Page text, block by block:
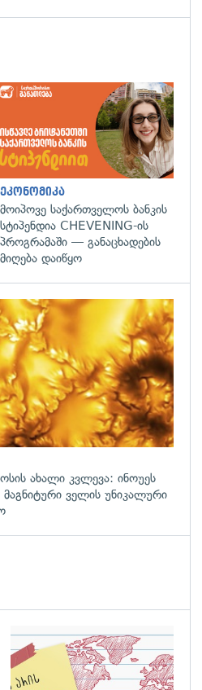
ეკონომიკა
მოიპოვე საქართველოს ბანკის
სტიპენდია CHEVENING-ის
პროგრამაში — განაცხადების
მიღება დაიწყო
ახალი კვლევა: ინოუეს
მაგნიტური ველის უნიკალური
გადახედვა